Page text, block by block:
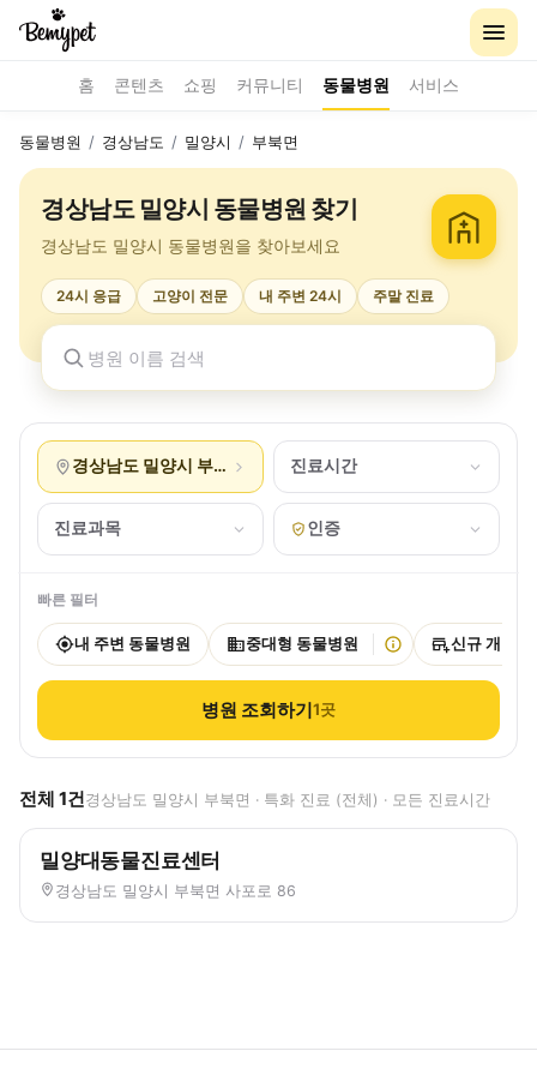
홈 콘텐츠 쇼핑 커뮤니티 동물병원 서비스
동물병원 / 경상남도 / 밀양시 / 부북면
경상남도 밀양시 동물병원 찾기
경상남도 밀양시 동물병원을 찾아보세요
24시 응급 고양이 전문 내 주변 24시 주말 진료
경상남도 밀양시 부북면 진료시간
진료과목 인증
빠른 필터
내 주변 동물병원 중대형 동물병원 신규 개원
병원 조회하기1곳
전체 1건경상남도 밀양시 부북면 · 특화 진료 (전체) · 모든 진료시간
밀양대동물진료센터
경상남도 밀양시 부북면 사포로 86